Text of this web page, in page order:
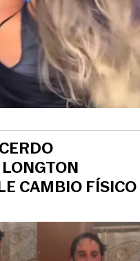
CAMBIO FÍSICO